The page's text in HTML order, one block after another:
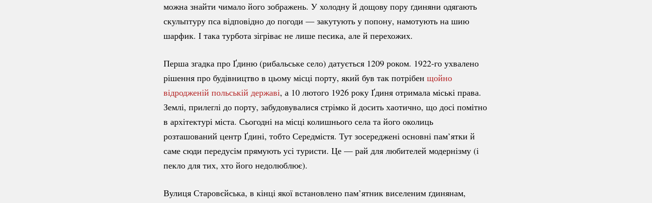
можна знайти чимало його зображень. У холодну й дощову пору ґдиняни одягають
скульптуру пса відповідно до погоди — закутують у попону, намотують на шию
шарфик. І така турбота зігріває не лише песика, але й перехожих.
Перша згадка про Ґдиню (рибальське село) датується 1209 роком. 1922-го ухвалено
рішення про будівництво в цьому місці порту, який був так потрібен щойно
відродженій польській державі, а 10 лютого 1926 року Ґдиня отримала міські права.
Землі, прилеглі до порту, забудовувалися стрімко й досить хаотично, що досі помітно
в архітектурі міста. Сьогодні на місці колишнього села та його околиць
розташований центр Ґдині, тобто Середмістя. Тут зосереджені основні пам’ятки й
саме сюди передусім прямують усі туристи. Це — рай для любителей модернізму (і
пекло для тих, хто його недолюблює).
Вулиця Старовєйська, в кінці якої встановлено пам’ятник виселеним ґдинянам,